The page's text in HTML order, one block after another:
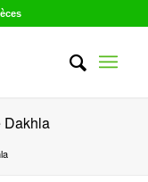
Dakhla